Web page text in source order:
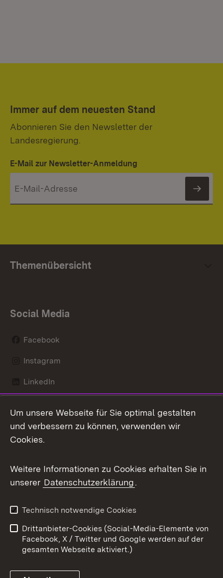
Immer auf dem neuesten Stand
Abonnieren Sie den Newsletter der
Landesregierung.
E-Mail zur Newsletter-Anmeldung
Themenübersicht
Social Media
Facebook
Instagram
LinkedIn
X / Twitter
Youtube
Kontakt
Datenschutz
Barrierefreiheit
Impressum
Cookies
Um unsere Webseite für Sie optimal gestalten
und verbessern zu können, verwenden wir
Cookies.
Weitere Informationen zu Cookies erhalten Sie in
unserer Datenschutzerklärung.
Technisch notwendige Cookies
Drittanbieter-Cookies (Social-Media-Elemente von
Facebook, X / Twitter und Google werden auf der
gesamten Webseite aktiviert.)